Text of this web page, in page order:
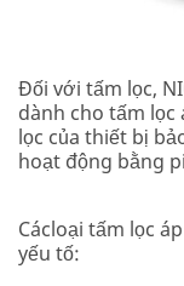
Đối với tấm lọc,
dành cho tấm lọc
lọc của thiết bị
hoạt động bằng
Cácloại tấm lọc
yếu tố: